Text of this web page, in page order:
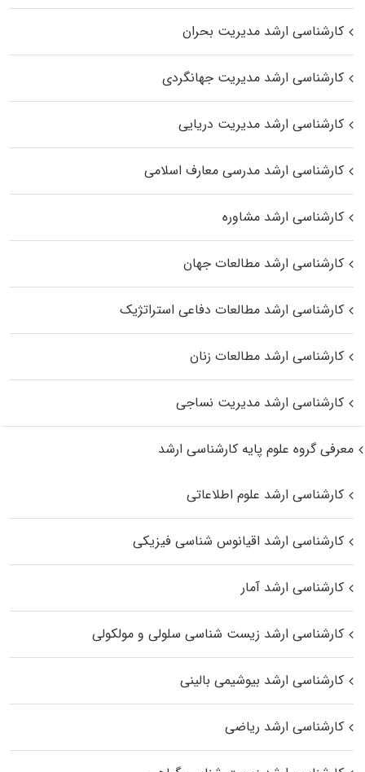
کارشناسی ارشد مدیریت بحران
کارشناسی ارشد مدیریت جهانگردی
کارشناسی ارشد مدیریت دریایی
کارشناسی ارشد مدرسی معارف اسلامی
کارشناسی ارشد مشاوره
کارشناسی ارشد مطالعات جهان
کارشناسی ارشد مطالعات دفاعی استراتژیک
کارشناسی ارشد مطالعات زنان
کارشناسی ارشد مدیریت نساجی
معرفی گروه علوم پایه کارشناسی ارشد
کارشناسی ارشد علوم اطلاعاتی
کارشناسی ارشد اقیانوس‌ شناسی فیزیکی
کارشناسی ارشد آمار
کارشناسی ارشد زیست شناسی سلولی و مولکولی
کارشناسی ارشد بیوشیمی بالینی
کارشناسی ارشد ریاضی